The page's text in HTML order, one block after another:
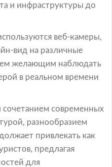
и инфраструктуры до
веб-камеры,
вид на различные
желающим наблюдать
в реальном времени
современных
разнообразием
привлекать как
предлагая
для